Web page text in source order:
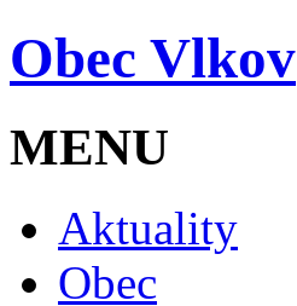
Obec Vlkov
MENU
Aktuality
Obec